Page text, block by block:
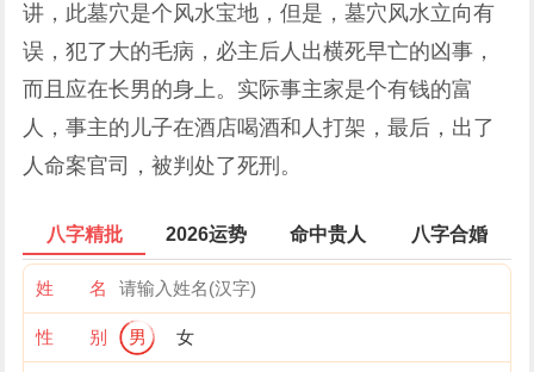
讲，此墓穴是个风水宝地，但是，墓穴风水立向有
误，犯了大的毛病，必主后人出横死早亡的凶事，
而且应在长男的身上。实际事主家是个有钱的富
人，事主的儿子在酒店喝酒和人打架，最后，出了
人命案官司，被判处了死刑。
八字精批 2026运势 命中贵人 八字合婚
姓 名
性 别 男 女